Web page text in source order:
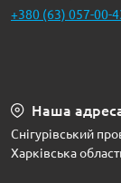
+380 (63) 057-00-
Наша
Снігурівський
Харківська